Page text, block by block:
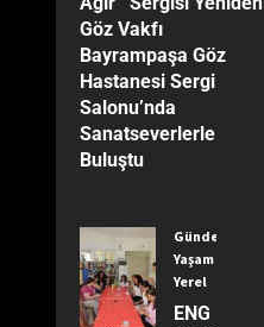
Göz Vakfı
Bayrampaşa Göz
Hastanesi Sergi
Salonu’nda
Sanatseverlerle
Buluştu
Gündem
Yaşam
Yerel
ENG